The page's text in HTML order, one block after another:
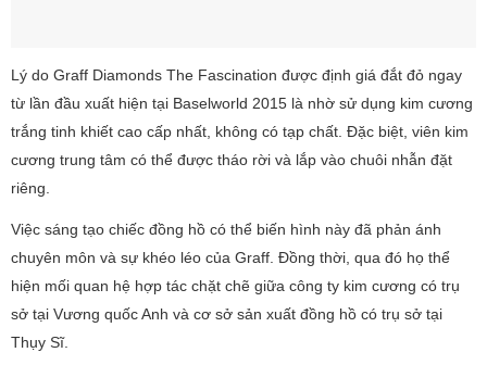
Lý do Graff Diamonds The Fascination được định giá đắt đỏ ngay
từ lần đầu xuất hiện tại Baselworld 2015 là nhờ sử dụng kim cương
trắng tinh khiết cao cấp nhất, không có tạp chất. Đặc biệt, viên kim
cương trung tâm có thể được tháo rời và lắp vào chuôi nhẫn đặt
riêng.
Việc sáng tạo chiếc đồng hồ có thể biến hình này đã phản ánh
chuyên môn và sự khéo léo của Graff. Đồng thời, qua đó họ thể
hiện mối quan hệ hợp tác chặt chẽ giữa công ty kim cương có trụ
sở tại Vương quốc Anh và cơ sở sản xuất đồng hồ có trụ sở tại
Thụy Sĩ.